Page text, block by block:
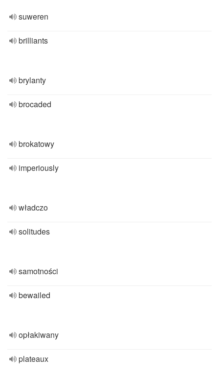
suweren
brilliants
brylanty
brocaded
brokatowy
imperiously
władczo
solitudes
samotności
bewailed
opłakiwany
plateaux